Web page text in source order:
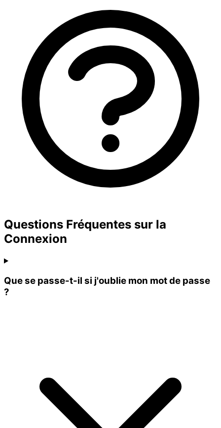
Questions Fréquentes sur la
Connexion
Que se passe-t-il si j'oublie mon mot de passe
?